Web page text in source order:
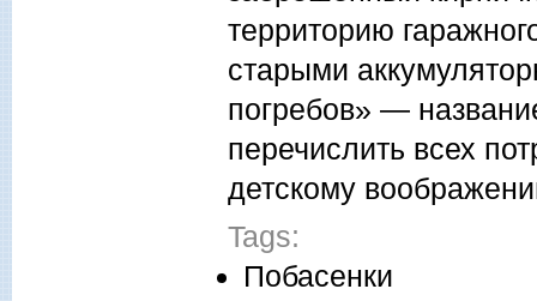
территорию
старыми
погребов» —
перечислить всех
детскому
Tags:
Побасенки